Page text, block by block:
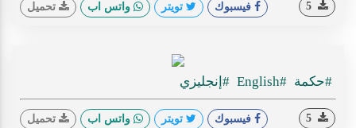
فيسبوك تويتر واتس اب تحميل
#حكمة #English #إنجليزي
فيسبوك تويتر واتس اب تحميل